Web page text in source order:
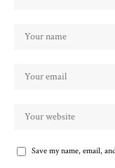
Save my name, email,